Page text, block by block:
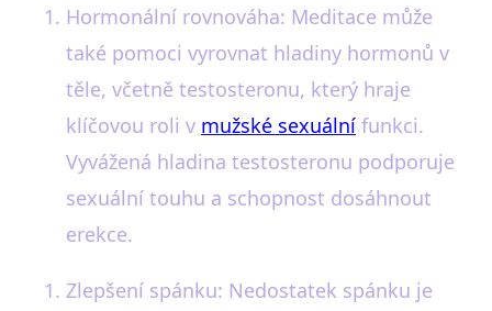
Hormonální rovnováha: Meditace může
také pomoci vyrovnat hladiny hormonů v
těle, včetně testosteronu, který hraje
klíčovou roli v mužské sexuální funkci.
Vyvážená hladina testosteronu podporuje
sexuální touhu a schopnost dosáhnout
erekce.
Zlepšení spánku: Nedostatek spánku je